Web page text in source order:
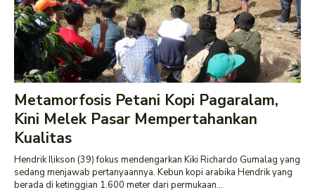
Metamorfosis Petani Kopi Pagaralam,
Kini Melek Pasar Mempertahankan
Kualitas
Hendrik Ilikson (39) fokus mendengarkan Kiki Richardo Gumalag yang
sedang menjawab pertanyaannya. Kebun kopi arabika Hendrik yang
berada di ketinggian 1.600 meter dari permukaan...